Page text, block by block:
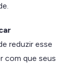
reduzir esse
com que seus